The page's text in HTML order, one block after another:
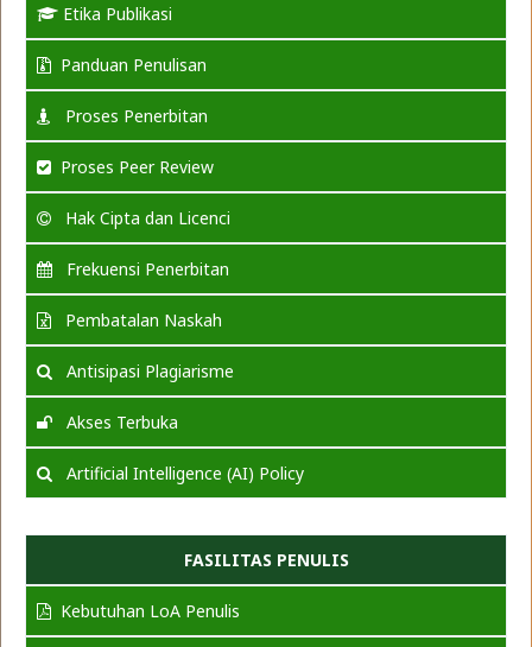
Etika Publikasi
Panduan Penulisan
Proses Penerbitan
Proses Peer Review
Hak Cipta dan Licenci
Frekuensi Penerbitan
Pembatalan Naskah
Antisipasi Plagiarisme
Akses Terbuka
Artificial Intelligence (AI) Policy
FASILITAS PENULIS
Kebutuhan LoA Penulis